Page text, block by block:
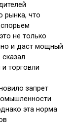
рынка, что
не только
но и даст мощный
торговли
запрет
эта норма